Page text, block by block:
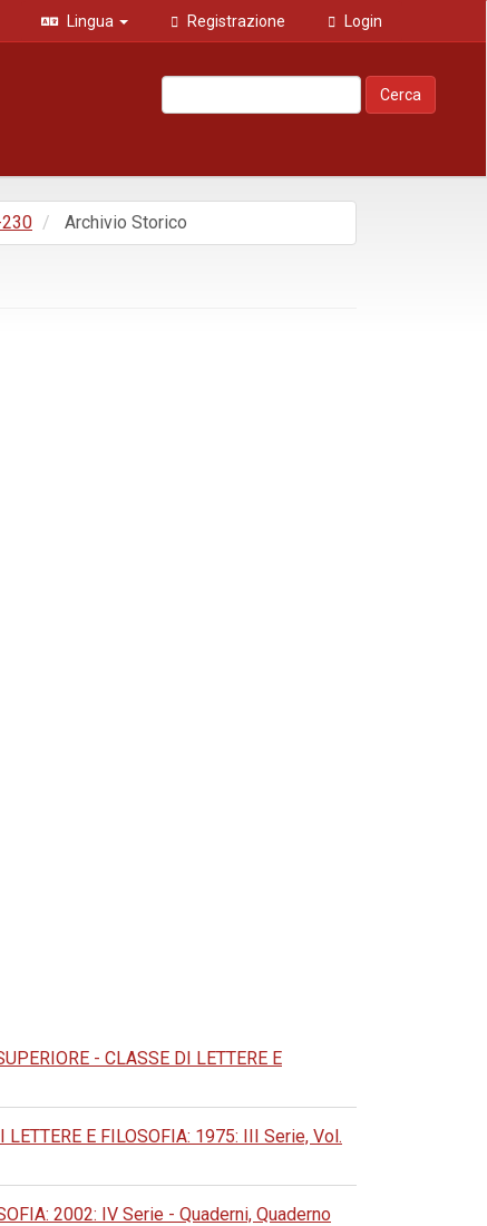
Lingua Registrazione Login
Cerca
Archivio Storico
- CLASSE DI LETTERE E
E FILOSOFIA: 1975: III Serie, Vol.
2002: IV Serie - Quaderni, Quaderno